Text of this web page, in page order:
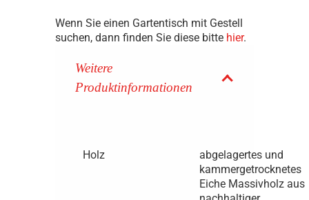
Wenn Sie einen Gartentisch mit Gestell
suchen, dann finden Sie diese bitte hier.
Weitere
Produktinformationen
Holz
abgelagertes und
kammergetrocknetes
Eiche Massivholz aus